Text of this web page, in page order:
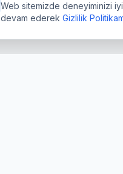
Web sitemizde deneyiminizi
devam ederek Gizlilik